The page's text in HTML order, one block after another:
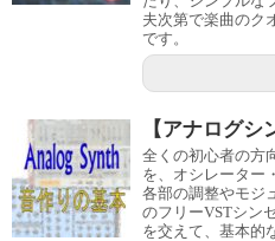
夫次第で楽曲のク
です。
【アナログ
全くの初心者の方
を、オシレーター
各部の調整やモジ
のフリーVSTシン
を交えて、基本的